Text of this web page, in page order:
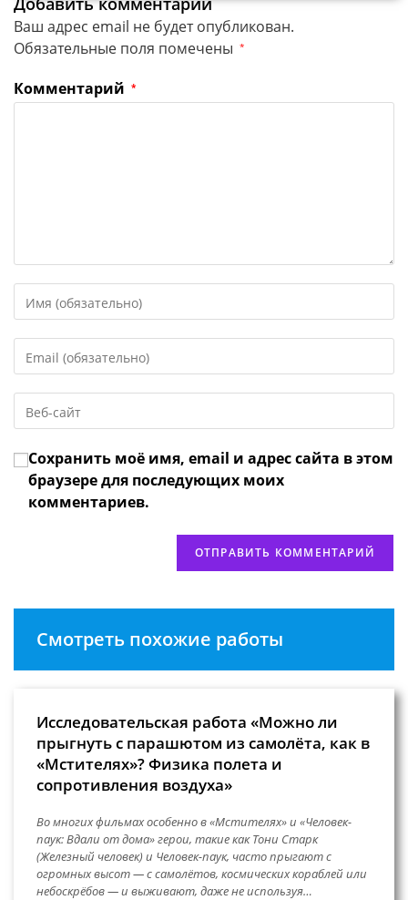
Ваш адрес email не будет опубликован.
Обязательные поля помечены *
Комментарий *
свое
или
имя
чтобы
прокомментировать
свой
адрес,
чтобы
URL
веб-
сайта
(необязательно)
Сохранить моё имя, email и адрес сайта в этом
браузере для последующих моих
комментариев.
Смотреть похожие работы
Исследовательская работа «Можно ли
прыгнуть с парашютом из самолёта, как в
«Мстителях»? Физика полета и
сопротивления воздуха»
Во многих фильмах особенно в «Мстителях» и «Человек-
паук: Вдали от дома» герои, такие как Тони Старк
(Железный человек) и Человек-паук, часто прыгают с
огромных высот — с самолётов, космических кораблей или
небоскрёбов — и выживают, даже не используя…